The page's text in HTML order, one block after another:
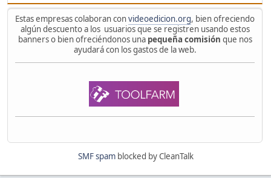
Estas empresas colaboran convideoedicion.org, bien ofreciendo
algún descuento a los usuarios que se registren usando estos
banners o bien ofreciéndonos una pequeña comisión que nos
ayudará con los gastos de la web.
SMF spamblocked by CleanTalk